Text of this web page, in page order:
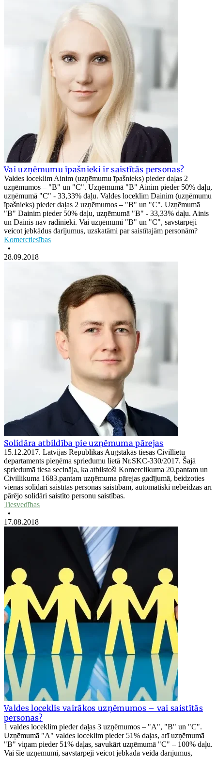
Vai uzņēmumu īpašnieki ir saistītās personas?
Valdes loceklim Ainim (uzņēmumu īpašnieks) pieder daļas 2
uzņēmumos – "B" un "C". Uzņēmumā "B" Ainim pieder 50% daļu,
uzņēmumā "C" - 33,33% daļu. Valdes loceklim Dainim (uzņēmumu
īpašnieks) pieder daļas 2 uzņēmumos – "B" un "C". Uzņēmumā
"B" Dainim pieder 50% daļu, uzņēmumā "B" - 33,33% daļu. Ainis
un Dainis nav radinieki. Vai uzņēmumi "B" un "C", savstarpēji
veicot jebkādus darījumus, uzskatāmi par saistītajām personām?
Komerctiesības
•
28.09.2018
Solidāra atbildība pie uzņēmuma pārejas
15.12.2017. Latvijas Republikas Augstākās tiesas Civillietu
departaments pieņēma spriedumu lietā Nr.SKC-330/2017. Šajā
spriedumā tiesa secināja, ka atbilstoši Komerclikuma 20.pantam un
Civillikuma 1683.pantam uzņēmuma pārejas gadījumā, beidzoties
vienas solidāri saistītās personas saistībām, automātiski nebeidzas arī
pārējo solidāri saistīto personu saistības.
Tiesvedības
•
17.08.2018
Valdes loceklis vairākos uzņēmumos – vai saistītās
personas?
1 valdes loceklim pieder daļas 3 uzņēmumos – "A", "B" un "C".
Uzņēmumā "A" valdes loceklim pieder 51% daļas, arī uzņēmumā
"B" viņam pieder 51% daļas, savukārt uzņēmumā "C" – 100% daļu.
Vai šie uzņēmumi, savstarpēji veicot jebkāda veida darījumus,